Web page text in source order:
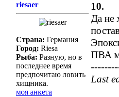
riesaer
Страна: Германия
Город: Riesa
Рыба: Разную, но в
последнее время
предпочитаю ловить
хищника.
моя анкета
10.
Да не
ПВА
Last